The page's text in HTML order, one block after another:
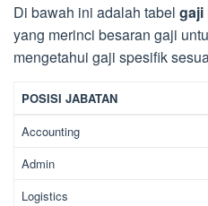
Di bawah ini adalah tabel gaji
yang merinci besaran gaji
mengetahui gaji spesifik
POSISI JABATAN
Accounting
Admin
Logistics